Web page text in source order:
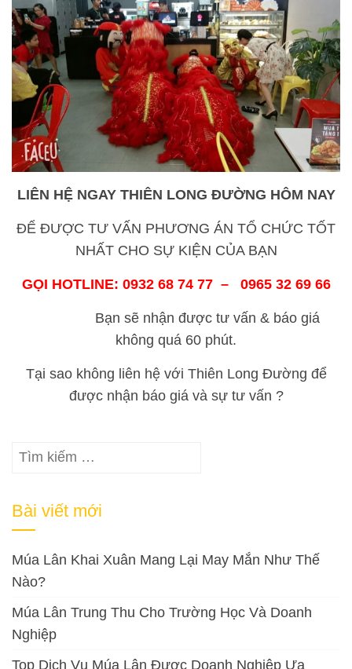
LIÊN HỆ NGAY THIÊN LONG ĐƯỜNG HÔM NAY
ĐỂ ĐƯỢC TƯ VẤN PHƯƠNG ÁN TỔ CHỨC TỐT
NHẤT CHO SỰ KIỆN CỦA BẠN
GỌI HOTLINE: 0932 68 74 77 – 0965 32 69 66
Bạn sẽ nhận được tư vấn & báo giá
không quá 60 phút.
Tại sao không liên hệ với Thiên Long Đường để
được nhận báo giá và sự tư vấn ?
Tìm
Bài viết mới
Múa Lân Khai Xuân Mang Lại May Mắn Như Thế
Nào?
Múa Lân Trung Thu Cho Trường Học Và Doanh
Nghiệp
Top Dịch Vụ Múa Lân Được Doanh Nghiệp Ưa